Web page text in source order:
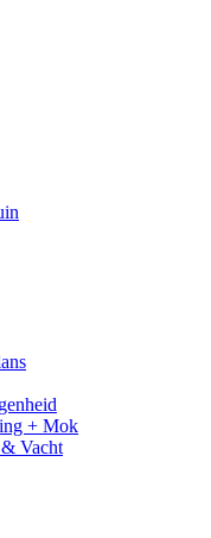
+ Mok
Vacht